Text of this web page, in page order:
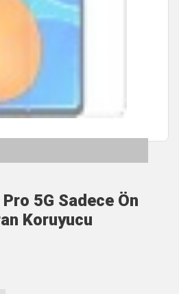
5G Sadece Ön
Koruyucu